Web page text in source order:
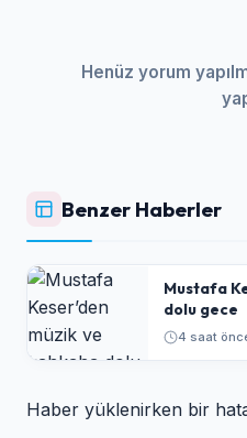
Henüz yorum
Benzer Haberler
Mustafa
dolu gece
4 saat
Haber yüklenirken bir